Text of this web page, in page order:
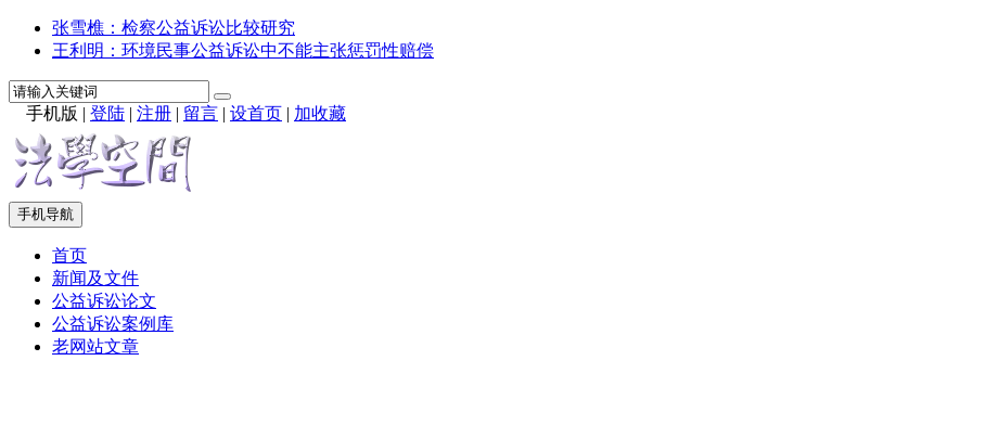
张雪樵：检察公益诉讼比较研究
王利明：环境民事公益诉讼中不能主张惩罚性赔偿
手机版 | 登陆 | 注册 | 留言 | 设首页 | 加收藏
手机导航
首页
新闻及文件
公益诉讼论文
公益诉讼案例库
老网站文章